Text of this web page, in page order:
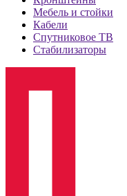
Мебель и стойки
Кабели
Спутниковое ТВ
Стабилизаторы